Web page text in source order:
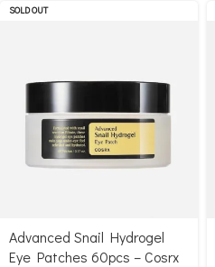
SOLD OUT
Advanced Snail Hydrogel
Eye Patches 60pcs – Cosrx